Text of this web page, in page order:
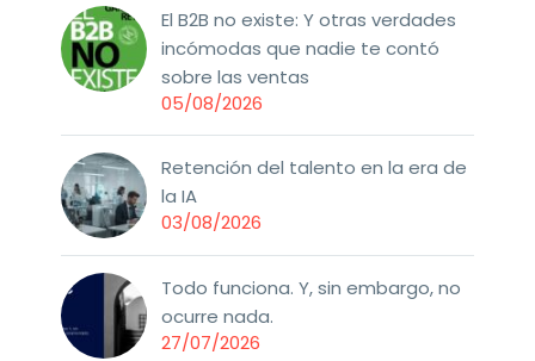
El B2B no existe: Y otras verdades
incómodas que nadie te contó
sobre las ventas
05/08/2026
Retención del talento en la era de
la IA
03/08/2026
Todo funciona. Y, sin embargo, no
ocurre nada.
27/07/2026